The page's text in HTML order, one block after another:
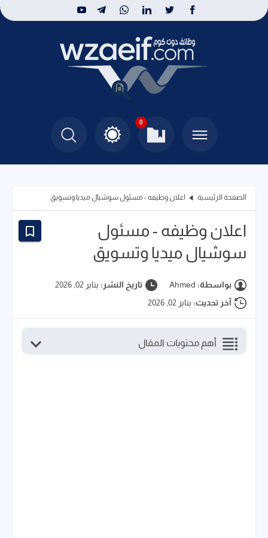
0
الصفحة الرئيسية اعلان وظيفه - مسئول سوشيال ميديا وتسويق
اعلان وظيفه - مسئول
سوشيال ميديا وتسويق
بواسطة: Ahmed تاريخ النشر: يناير 02, 2026
آخر تحديث: يناير 02, 2026
أهم محتويات المقال